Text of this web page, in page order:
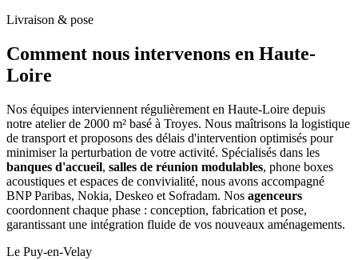
Livraison & pose
Comment nous intervenons en Haute-
Loire
Nos équipes interviennent régulièrement en Haute-Loire depuis
notre atelier de 2000 m² basé à Troyes. Nous maîtrisons la logistique
de transport et proposons des délais d'intervention optimisés pour
minimiser la perturbation de votre activité. Spécialisés dans les
banques d'accueil, salles de réunion modulables, phone boxes
acoustiques et espaces de convivialité, nous avons accompagné
BNP Paribas, Nokia, Deskeo et Sofradam. Nos agenceurs
coordonnent chaque phase : conception, fabrication et pose,
garantissant une intégration fluide de vos nouveaux aménagements.
Le Puy-en-Velay